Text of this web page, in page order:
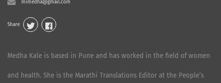
mimedha@gmail.com
Share
Medha Kale is based in Pune and has worked in the field of women
and health. She is the Marathi Translations Editor at the People’s